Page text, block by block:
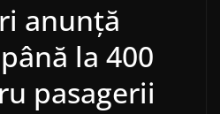
anunță
la 400
pasagerii